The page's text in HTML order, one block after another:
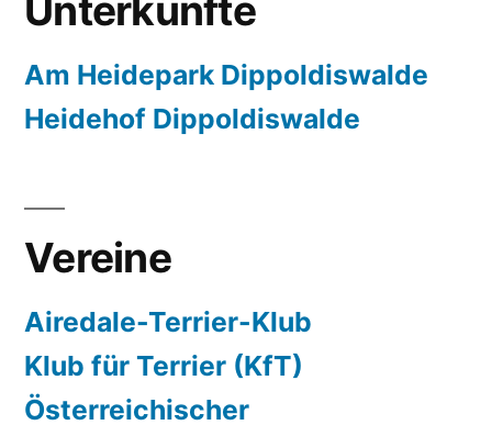
Unterkünfte
Am Heidepark Dippoldiswalde
Heidehof Dippoldiswalde
Vereine
Airedale-Terrier-Klub
Klub für Terrier (KfT)
Österreichischer